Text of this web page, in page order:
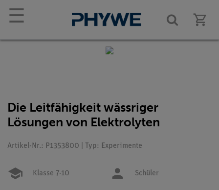
☰
Die Leitfähigkeit wässriger
Lösungen von Elektrolyten
Artikel-Nr.: P1353800 | Typ: Experimente
Klasse 7-10 Schüler